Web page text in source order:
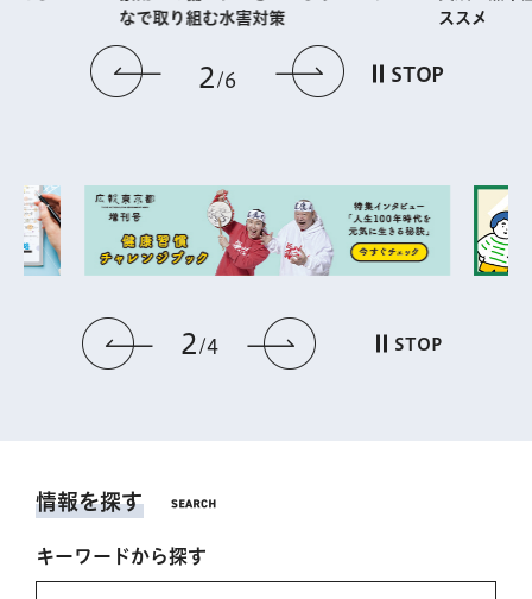
前のスライドを表示
2 6 次のスライドを
STOP
なで取り組む水害対策
ススメ
前のスライドを表示
2 4 次のスライドを表
STOP
情報を探す
キーワードから探す